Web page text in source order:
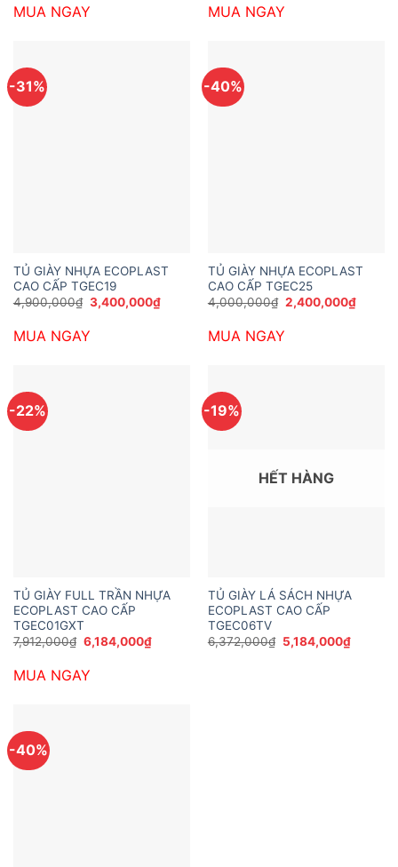
4,800,000₫.
MUA NGAY
4,400,000₫.
MUA NGAY
-31%
TỦ GIÀY NHỰA ECOPLAST
CAO CẤP TGEC19
4,900,000₫ Giá
gốc
4,900,000₫.
3,400,000₫Giá
hiện
MUA NGAY
-40%
TỦ GIÀY NHỰA ECOPLAST
CAO CẤP TGEC25
4,000,000₫ Giá
gốc
4,000,000₫.
2,400,000₫Giá
hiện
MUA NGAY
-22%
TỦ GIÀY FULL TRẦN NHỰA
ECOPLAST CAO CẤP
TGEC01GXT
7,912,000₫ Giá
gốc
7,912,000₫.
6,184,000₫Giá
hiện
MUA NGAY
-19%
HẾT HÀNG
TỦ GIÀY LÁ SÁCH NHỰA
ECOPLAST CAO CẤP
TGEC06TV
6,372,000₫ Giá
gốc
5,184,000₫Giá
hiện
-40%